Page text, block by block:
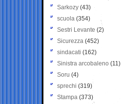
Sarkozy (43)
scuola (354)
Sestri Levante (2)
Sicurezza (452)
sindacati (162)
Sinistra arcobaleno (11)
Soru (4)
sprechi (319)
Stampa (373)